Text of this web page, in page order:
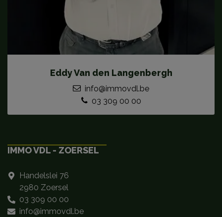
Eddy Van den Langenbergh
info@immovdl.be
03 309 00 00
IMMO VDL - ZOERSEL
Handelslei 76
2980 Zoersel
03 309 00 00
info@immovdl.be